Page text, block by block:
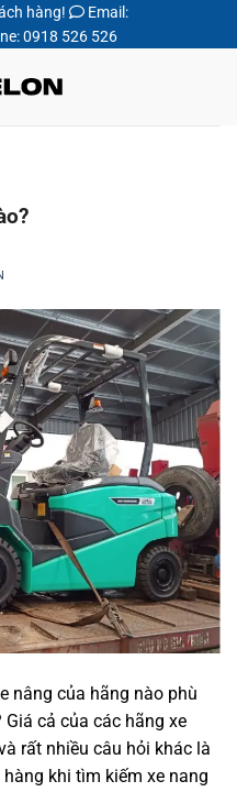
hàng!
Email:
0918 526 526
nâng của hãng nào phù
cả của các hãng xe
rất nhiều câu hỏi khác là
khi tìm kiếm xe nang